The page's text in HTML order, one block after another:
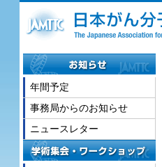
年間予定
事務局からのお知らせ
ニュースレター